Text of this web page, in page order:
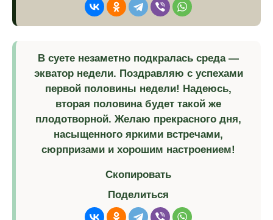
В суете незаметно подкралась среда —
экватор недели. Поздравляю с успехами
первой половины недели! Надеюсь,
вторая половина будет такой же
плодотворной. Желаю прекрасного дня,
насыщенного яркими встречами,
сюрпризами и хорошим настроением!
Скопировать
Поделиться